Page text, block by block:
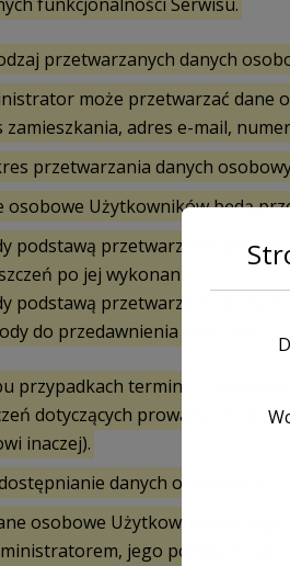
przetwarzanych danych
może przetwarzać dane
zamieszkania, adres e-mail,
przetwarzania danych
osobowe Użytkowników będą
podstawą przetwarzania
po jej wykonaniu,
podstawą przetwarzania danych
do przedawnienia roszczeń.
przypadkach termin
dotyczących prowadzenia
inaczej).
danych osobowych
osobowe Użytkowników
jego